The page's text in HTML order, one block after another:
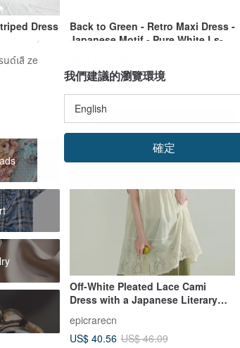
Dress
Back to Green - Retro Maxi Dress -
Japanese Motif - Pure White Ls-32
US$ 30.29
Off-White Pleated Lace Cami
Dress with a Japanese Literary
Straps for Layering
epicrarecn
US$ 40.56 US$ 46.09
我們建議的瀏覽環境
確定